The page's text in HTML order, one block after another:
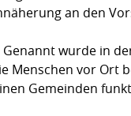
an den
wurde in
Menschen vor Ort
Gemeinden